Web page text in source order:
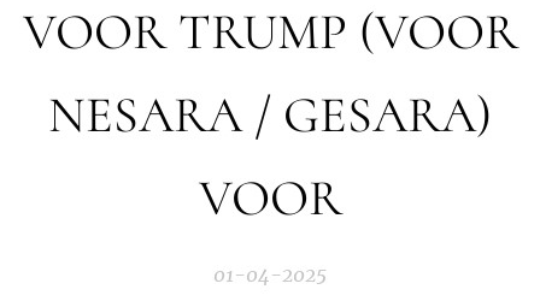
VOOR TRUMP (VOOR
NESARA / GESARA)
VOOR
01-04-2025